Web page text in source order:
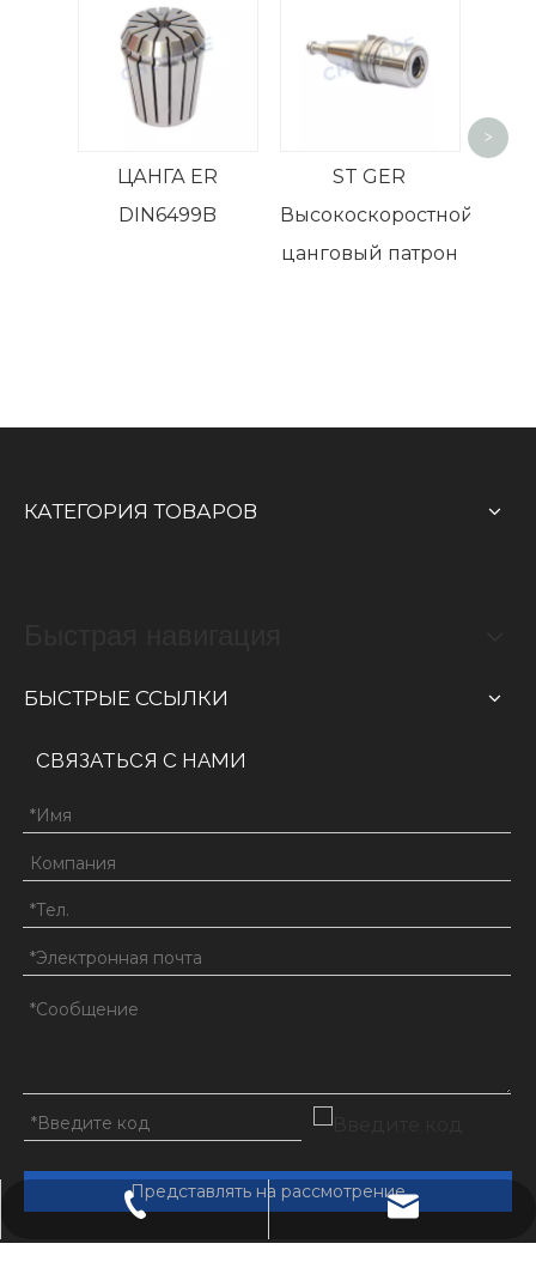
ЦАНГА ER
DIN6499B
ST GER
Высокоскоростной
цанговый патрон
>
КАТЕГОРИЯ ТОВАРОВ
БЫСТРЫЕ ССЫЛКИ
СВЯЗАТЬСЯ С НАМИ
Представлять на рассмотрение
+86-15053793101
admin@shandongchongde.com